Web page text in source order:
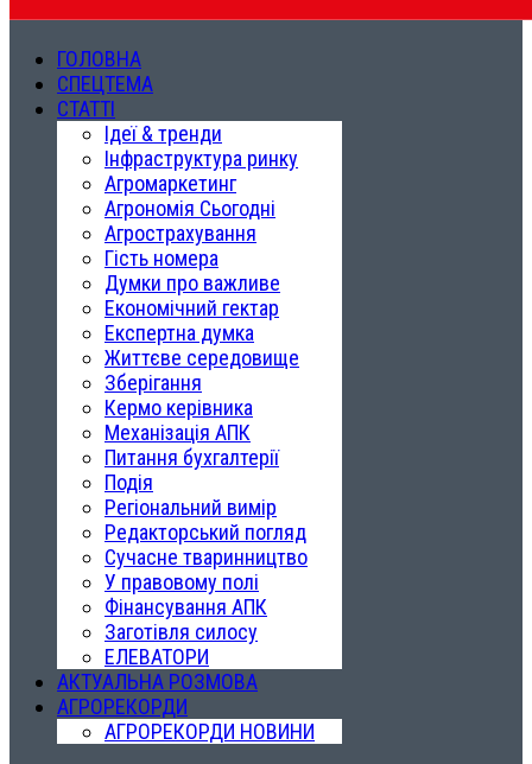
ГОЛОВНА
СПЕЦТЕМА
СТАТТІ
Ідеї & тренди
Інфраструктура ринку
Агромаркетинг
Агрономія Сьогодні
Агрострахування
Гість номера
Думки про важливе
Економічний гектар
Експертна думка
Життєве середовище
Зберігання
Кермо керівника
Механізація АПК
Питання бухгалтерії
Подія
Регіональний вимір
Редакторський погляд
Сучасне тваринництво
У правовому полі
Фінансування АПК
Заготівля силосу
ЕЛЕВАТОРИ
АКТУАЛЬНА РОЗМОВА
АГРОРЕКОРДИ
АГРОРЕКОРДИ НОВИНИ